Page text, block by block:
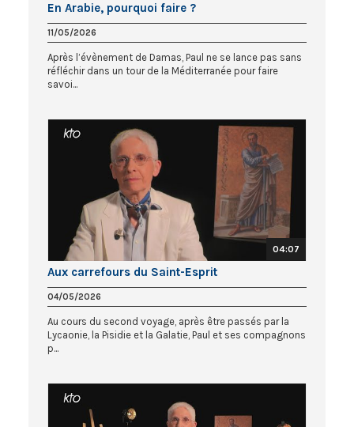
En Arabie, pourquoi faire ?
11/05/2026
Après l’évènement de Damas, Paul ne se lance pas sans
réfléchir dans un tour de la Méditerranée pour faire
savoi...
04:07
Aux carrefours du Saint-Esprit
04/05/2026
Au cours du second voyage, après être passés par la
Lycaonie, la Pisidie et la Galatie, Paul et ses compagnons
p...